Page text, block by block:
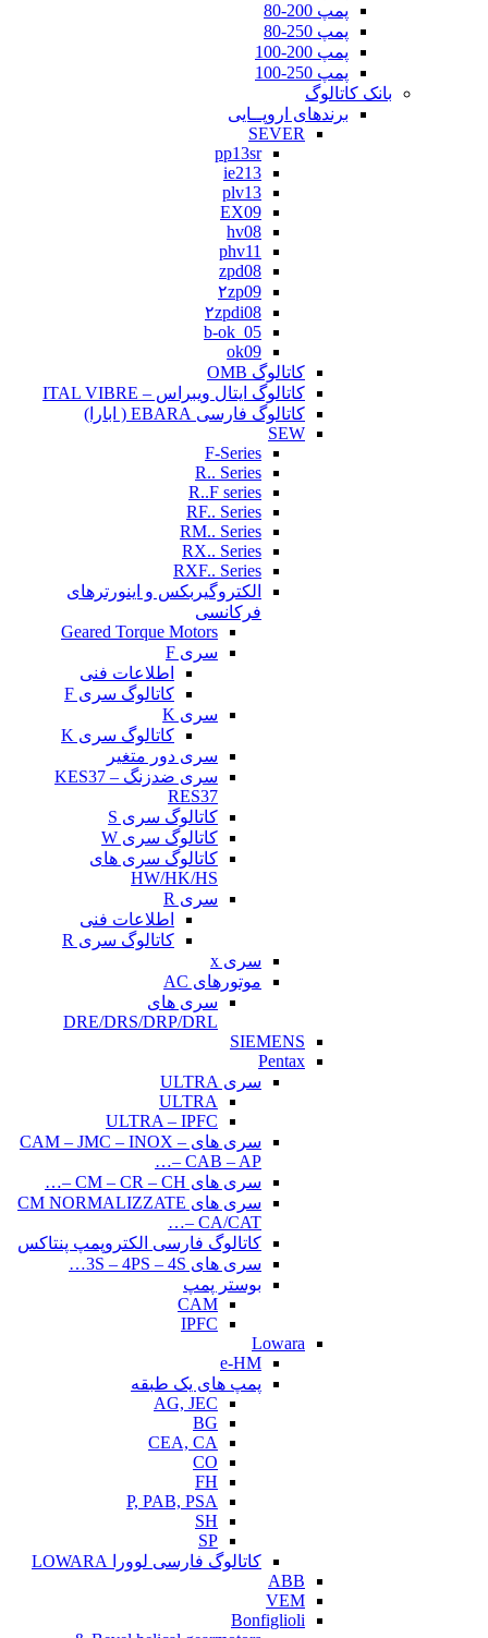
پمپ 200-80
پمپ 250-80
پمپ 200-100
پمپ 250-100
بانک کاتالوگ
برندهای اروپــایی
SEVER
pp13sr
ie213
plv13
EX09
hv08
phv11
zpd08
۲zp09
۲zpdi08
b-ok_05
ok09
کاتالوگ OMB
کاتالوگ ایتال ویبراس – ITAL VIBRE
کاتالوگ فارسی EBARA ( ابارا)
SEW
F-Series
R.. Series
R..F series
RF.. Series
RM.. Series
RX.. Series
RXF.. Series
الکتروگیربکس و اینورترهای
فرکانسی
Geared Torque Motors
سری F
اطلاعات فنی
کاتالوگ سری F
سری K
کاتالوگ سری K
سری دور متغیر
سری ضدزنگ KES37 –
RES37
کاتالوگ سری S
کاتالوگ سری W
کاتالوگ سری های
HW/HK/HS
سری R
اطلاعات فنی
کاتالوگ سری R
سری x
موتورهای AC
سری های
DRE/DRS/DRP/DRL
SIEMENS
Pentax
سری ULTRA
ULTRA
ULTRA – IPFC
سری های CAM – JMC – INOX –
CAB – AP –…
سری های CM – CR – CH –…
سری های CM NORMALIZZATE
– CA/CAT…
کاتالوگ فارسی الکتروپمپ پنتاکس
سری های 3S – 4PS – 4S…
بوستر پمپ
CAM
IPFC
Lowara
e-HM
پمپ های یک طبقه
AG, JEC
BG
CEA, CA
CO
FH
P, PAB, PSA
SH
SP
کاتالوگ فارسی لوورا LOWARA
ABB
VEM
Bonfiglioli